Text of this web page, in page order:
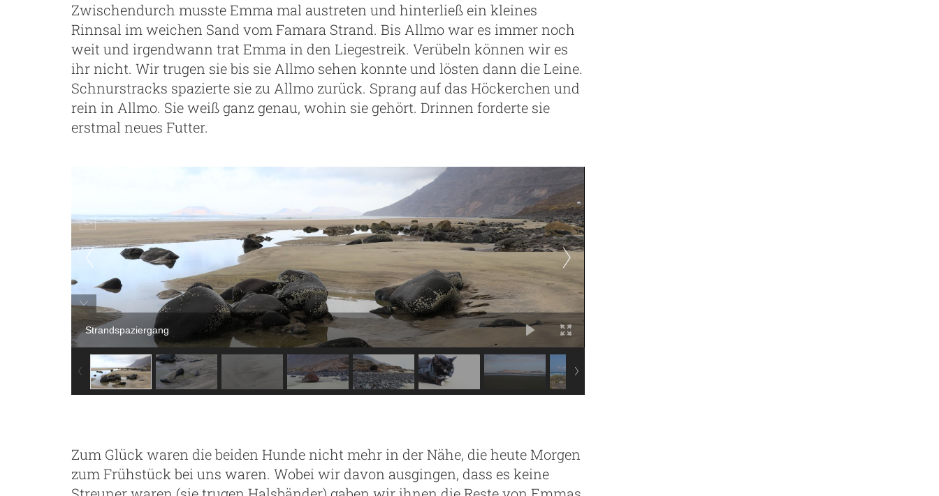
Zwischendurch musste Emma mal austreten und hinterließ ein kleines
Rinnsal im weichen Sand vom Famara Strand. Bis Allmo war es immer noch
weit und irgendwann trat Emma in den Liegestreik. Verübeln können wir es
ihr nicht. Wir trugen sie bis sie Allmo sehen konnte und lösten dann die Leine.
Schnurstracks spazierte sie zu Allmo zurück. Sprang auf das Höckerchen und
rein in Allmo. Sie weiß ganz genau, wohin sie gehört. Drinnen forderte sie
erstmal neues Futter.
Strandspaziergang
Zum Glück waren die beiden Hunde nicht mehr in der Nähe, die heute Morgen
zum Frühstück bei uns waren. Wobei wir davon ausgingen, dass es keine